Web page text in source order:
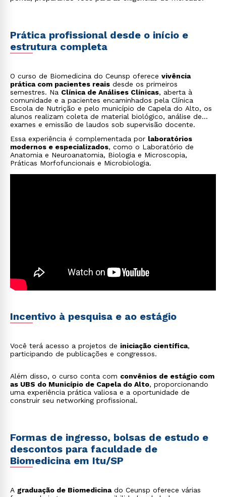
Prática profissional desde o início e
estrutura completa
O curso de Biomedicina do Ceunsp oferece vivência
prática com pacientes reais desde os primeiros
semestres. Na Clínica de Análises Clínicas, aberta à
comunidade e a pacientes encaminhados pela Clínica
Escola de Nutrição e pelo município de Capela do Alto, os
alunos realizam coleta de material biológico, análise de
exames e emissão de laudos sob supervisão docente.
Essa experiência é complementada por laboratórios
modernos e especializados, como o Laboratório de
Anatomia e Neuroanatomia, Biologia e Microscopia,
Práticas Morfofuncionais e Microbiologia.
Incentivo à pesquisa e ao estágio
Você terá acesso a projetos de iniciação científica,
participando de publicações e congressos.
Além disso, o curso conta com convênios de estágio com
as UBS do Município de Capela do Alto, proporcionando
uma experiência prática valiosa e a oportunidade de
construir seu networking profissional.
Formas de ingresso, bolsas de estudo e
descontos para faculdade de
Biomedicina em Itu/SP
A graduação de Biomedicinado Ceunsp oferece várias
Rápido e fácil